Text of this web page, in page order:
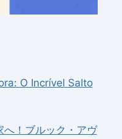
O Incrível Salto
！ブルック・アヴ